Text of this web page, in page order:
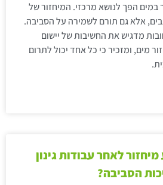
במים הפך לנושא מרכזי. המיחזור של
אלא גם תורם לשמירה על הסביבה.
מדגיש את החשיבות של יישום
מים, ומזכיר כי כל אחד יכול לתרום
לאחר עבודות גינון
הסביבה?